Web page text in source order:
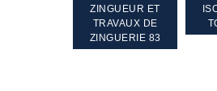
ZINGUEUR ET
TRAVAUX DE
ZINGUERIE 83